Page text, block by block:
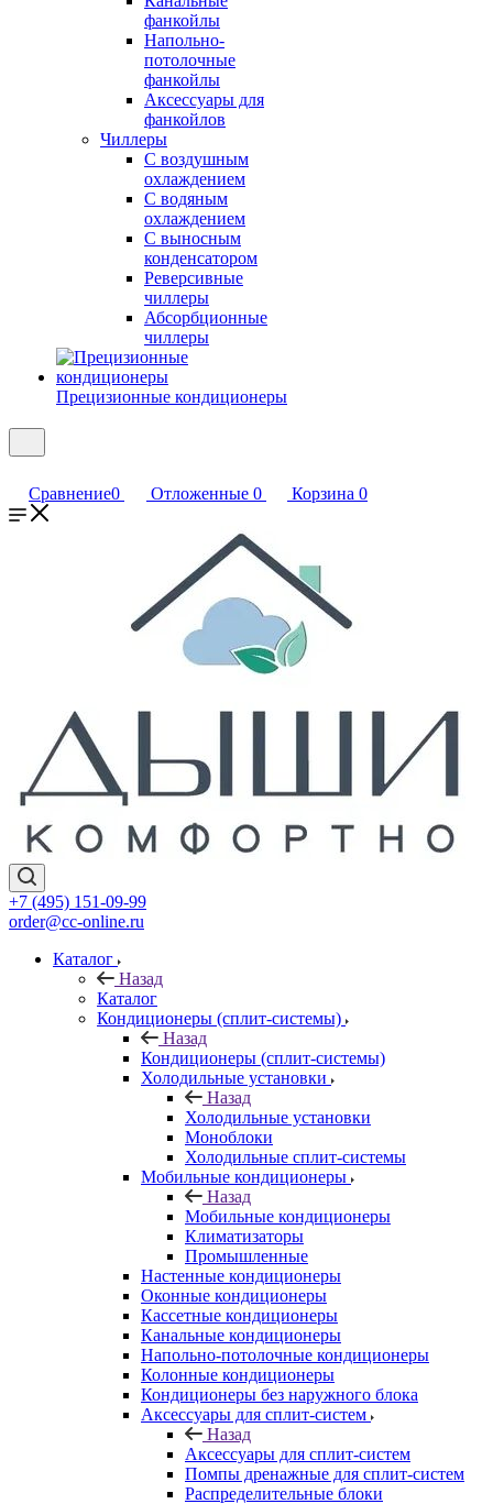
фанкойлы
Напольно-
потолочные
фанкойлы
Аксессуары для
фанкойлов
Чиллеры
С воздушным
охлаждением
С водяным
охлаждением
С выносным
конденсатором
Реверсивные
чиллеры
Абсорбционные
чиллеры
Прецизионные кондиционеры
Сравнение0 Отложенные 0 Корзина 0
+7 (495) 151-09-99
order@cc-online.ru
Каталог
Назад
Каталог
Кондиционеры (сплит-системы)
Назад
Кондиционеры (сплит-системы)
Холодильные установки
Назад
Холодильные установки
Моноблоки
Холодильные сплит-системы
Мобильные кондиционеры
Назад
Мобильные кондиционеры
Климатизаторы
Промышленные
Настенные кондиционеры
Оконные кондиционеры
Кассетные кондиционеры
Канальные кондиционеры
Напольно-потолочные кондиционеры
Колонные кондиционеры
Кондиционеры без наружного блока
Аксессуары для сплит-систем
Назад
Аксессуары для сплит-систем
Помпы дренажные для сплит-систем
Распределительные блоки